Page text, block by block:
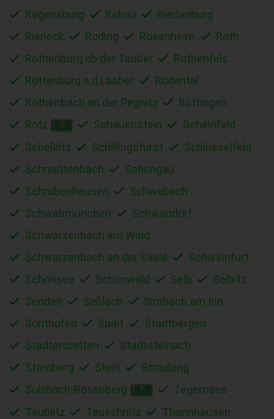
Regensburg
Rehau
Riedenburg
Rieneck
Roding Rosenheim
Roth
Rothenburg ob der Tauber
Rothenfels
Rottenburg a.d.Laaber
Rödental
Röthenbach an der Pegnitz
Röttingen
Rötz
S Schauenstein
Scheinfeld
Scheßlitz
Schillingsfürst
Schlüsselfeld
Schnaittenbach
Schongau
Schrobenhausen
Schwabach
Schwabmünchen
Schwandorf
Schwarzenbach am Wald
Schwarzenbach an der Saale
Schweinfurt
Schönsee
Schönwald Selb
Selbitz
Senden
Seßlach
Simbach am Inn
Sonthofen
Spalt
Stadtbergen
Stadtprozelten
Stadtsteinach
Starnberg
Stein
Straubing
Sulzbach-Rosenberg
T
Tegernsee
Teublitz
Teuschnitz
Thannhausen